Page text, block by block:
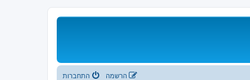
התחברות הרשמה